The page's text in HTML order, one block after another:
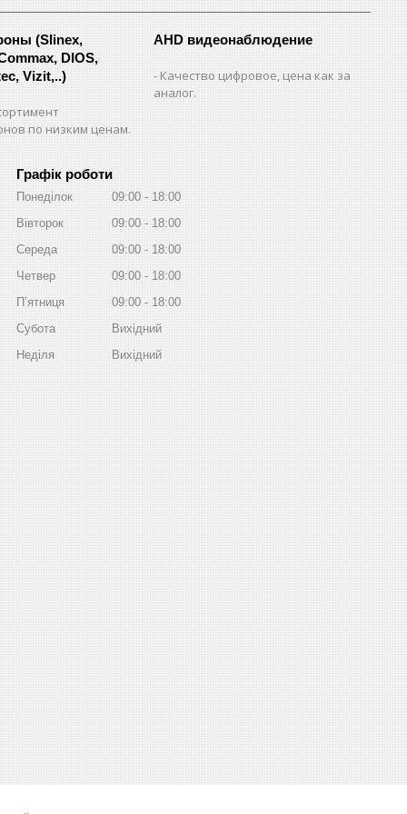
(Slinex,
DIOS,
Vizit,..)
по низким ценам.
AHD видеонаблюдение
Качество цифровое, цена как за
аналог.
Графік роботи
Понеділок 09:00
18:00
Вівторок
09:00
18:00
Середа
09:00
18:00
Четвер
09:00
18:00
Пʼятниця
09:00
18:00
Субота
Вихідний
Неділя
Вихідний